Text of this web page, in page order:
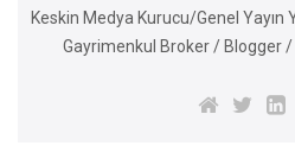
Keskin Medya Kurucu/Genel
Gayrimenkul Broker / Blogger